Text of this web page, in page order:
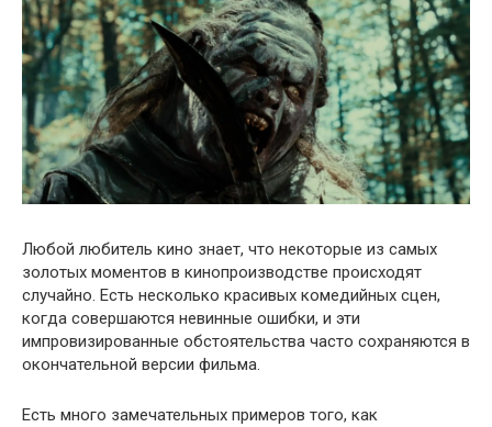
Любой любитель кино знает, что некоторые из самых
золотых моментов в кинопроизводстве происходят
случайно. Есть несколько красивых комедийных сцен,
когда совершаются невинные ошибки, и эти
импровизированные обстоятельства часто сохраняются в
окончательной версии фильма.
Есть много замечательных примеров того, как